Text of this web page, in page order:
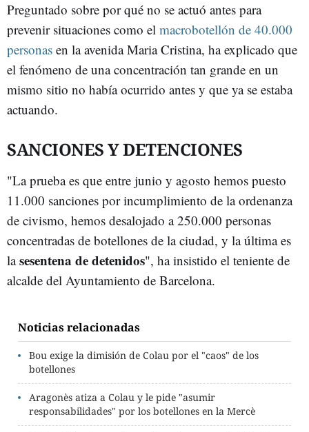
Preguntado sobre por qué no se actuó antes para
prevenir situaciones como el macrobotellón de 40.000
personas en la avenida Maria Cristina, ha explicado que
el fenómeno de una concentración tan grande en un
mismo sitio no había ocurrido antes y que ya se estaba
actuando.
SANCIONES Y DETENCIONES
"La prueba es que entre junio y agosto hemos puesto
11.000 sanciones por incumplimiento de la ordenanza
de civismo, hemos desalojado a 250.000 personas
concentradas de botellones de la ciudad, y la última es
lasesentena de detenidos", ha insistido el teniente de
alcalde del Ayuntamiento de Barcelona.
Noticias relacionadas
Bou exige la dimisión de Colau por el "caos" de los
botellones
Aragonès atiza a Colau y le pide "asumir
responsabilidades" por los botellones en la Mercè